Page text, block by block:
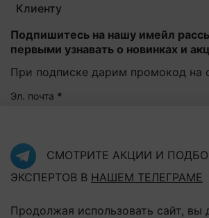
Клиенту
Подпишитесь на нашу имейл
первыми узнавать о новинках и
При подписке дарим промокод на
Эл. почта *
Подписаться
Нажав на кнопку "Подписаться", Вы
СМОТРИТЕ АКЦИИ И
ЭКСПЕРТОВ В НАШЕМ ТЕЛЕГРАМЕ
Продолжая использовать сайт, вы